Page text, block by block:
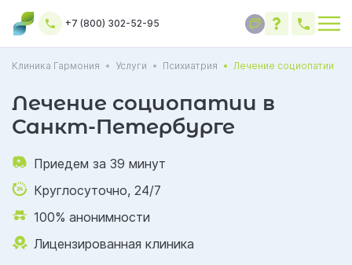
+7 (800) 302-52-95
Клиника Гармония Услуги Психиатрия Лечение социопатии
Лечение социопатии в
Санкт-Петербурге
Приедем за 39 минут
Круглосуточно, 24/7
100% анонимности
Лицензированная клиника